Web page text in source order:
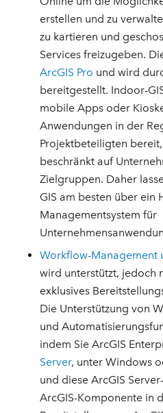
erstellen und zu
zu kartieren und
Services freizugeben.
ArcGIS Pro und wird
bereitgestellt. Indoor-
mobile Apps oder
Anwendungen in der
Projektbeteiligten
beschränkt auf
Zielgruppen. Daher
GIS am besten über ein
Managementsystem für
Workflow-Management
wird unterstützt, jedoch
exklusives
Die Unterstützung von
und
indem Sie ArcGIS
Server, unter Windows
und diese ArcGIS
ArcGIS-Komponente in